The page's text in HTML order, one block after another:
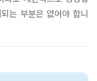
는 부분은 없어야 합니